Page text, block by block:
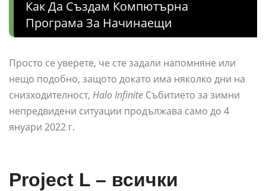
Как Да Създам Компютърна
Програма За Начинаещи
Просто се уверете, че сте задали напомняне или
нещо подобно, защото докато има няколко дни на
снизходителност, Halo Infinite Събитието за зимни
непредвидени ситуации продължава само до 4
януари 2022 г.
Project L – всички